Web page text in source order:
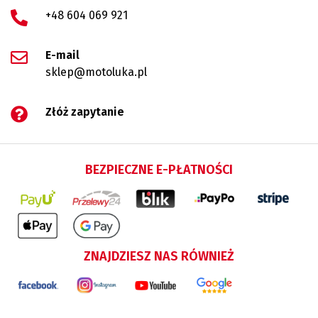
+48 604 069 921
E-mail
sklep@motoluka.pl
Złóż zapytanie
BEZPIECZNE E-PŁATNOŚCI
ZNAJDZIESZ NAS RÓWNIEŻ